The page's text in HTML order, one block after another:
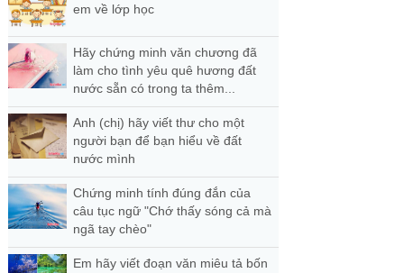
em về lớp học
Hãy chứng minh văn chương đã
làm cho tình yêu quê hương đất
nước sẵn có trong ta thêm...
Anh (chị) hãy viết thư cho một
người bạn để bạn hiểu về đất
nước mình
Chứng minh tính đúng đắn của
câu tục ngữ "Chớ thấy sóng cả mà
ngã tay chèo"
Em hãy viết đoạn văn miêu tả bốn